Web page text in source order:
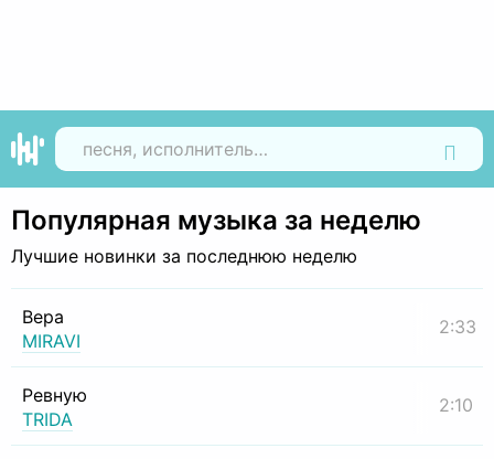
Популярная музыка за неделю
Лучшие новинки за последнюю неделю
Вера
MIRAVI
2:33
Ревную
TRIDA
2:10